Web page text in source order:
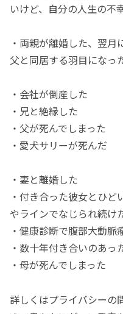
いけど、自分の人生の不
・両親が離婚した、翌
父と同居する羽目になっ
・会社が倒産した
・兄と絶縁した
・父が死んでしまった
・愛犬サリーが死んだ
・妻と離婚した
・付き合った彼女とひ
やラインでなじられ続け
・健康診断で腹部大動脈
・数十年付き合いのあっ
・母が死んでしまった
詳しくはプライバシーの